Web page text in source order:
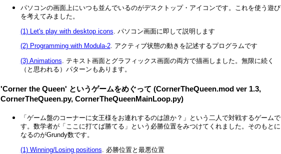
パソコンの画面上にいつも並んでいるのがデスクトップ・アイコンです。これを使う遊び
を考えてみました。
(1) Let's play with desktop icons . パソコン画面に即して説明します
(2) Programming with Modula-2. アクティブ状態の動きを記述するプログラムです
(3) Animations. テキスト画面とグラフィックス画面の両方で描画しました。無限に続く
（と思われる）パターンもあります。
'Corner the Queen' というゲームをめぐって (CornerTheQueen.mod ver 1.3,
CornerTheQueen.py, CornerTheQueenMainLoop.py)
「ゲーム盤のコーナーに女王様をお連れするのは誰か？」という二人で対戦するゲームで
す。数学者が「ここに打てば勝てる」という必勝位置をみつけてくれました。そのもとに
なるのがGrundy数です。
(1) Winning/Losing positions. 必勝位置と最悪位置